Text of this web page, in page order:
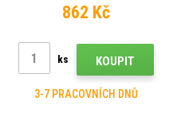
862 Kč
ks KOUPIT
3-7 PRACOVNÍCH DNŮ